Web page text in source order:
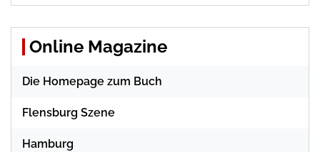
Online Magazine
Die Homepage zum Buch
Flensburg Szene
Hamburg